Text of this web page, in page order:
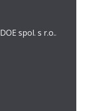
DOE spol. s r.o..